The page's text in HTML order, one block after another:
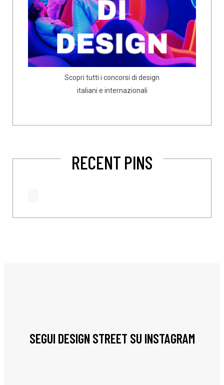
Scopri tutti i concorsi di design
italiani e internazionali
RECENT PINS
SEGUI DESIGN STREET SU INSTAGRAM